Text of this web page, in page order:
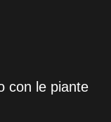
con le piante